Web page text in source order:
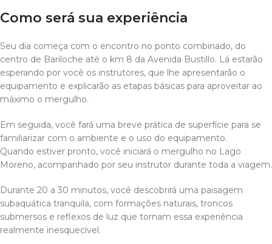
Como será sua experiência
Seu dia começa com o encontro no ponto combinado, do
centro de Bariloche até o km 8 da Avenida Bustillo. Lá estarão
esperando por você os instrutores, que lhe apresentarão o
equipamento e explicarão as etapas básicas para aproveitar ao
máximo o mergulho.
Em seguida, você fará uma breve prática de superfície para se
familiarizar com o ambiente e o uso do equipamento.
Quando estiver pronto, você iniciará o mergulho no Lago
Moreno, acompanhado por seu instrutor durante toda a viagem.
Durante 20 a 30 minutos, você descobrirá uma paisagem
subaquática tranquila, com formações naturais, troncos
submersos e reflexos de luz que tornam essa experiência
realmente inesquecível.